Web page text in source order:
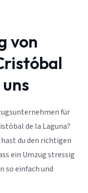
von
für
de la Laguna?
du den richtigen
ein Umzug stressig
so einfach und